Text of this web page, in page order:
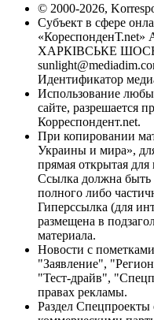
© 2000-2026,
Субъект в сфере
«КореспонденТ.net»
ХАРКІВСЬКЕ ШОСЕ,
Идентификатор
Использование
сайте, разрешается
Корреспондент.net.
При копировании
Украины и мира»,
прямая открытая
Ссылка должна быть
полного либо
Гиперссылка (для
размещена в
материала.
Новости с
"Заявление",
"Тест-драйв",
правах рекламы.
Раздел Спецпроекты